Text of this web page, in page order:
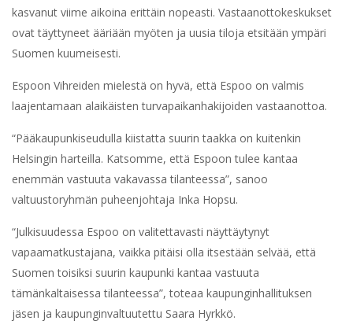
kasvanut viime aikoina erittäin nopeasti. Vastaanottokeskukset
ovat täyttyneet ääriään myöten ja uusia tiloja etsitään ympäri
Suomen kuumeisesti.
Espoon Vihreiden mielestä on hyvä, että Espoo on valmis
laajentamaan alaikäisten turvapaikanhakijoiden vastaanottoa.
“Pääkaupunkiseudulla kiistatta suurin taakka on kuitenkin
Helsingin harteilla. Katsomme, että Espoon tulee kantaa
enemmän vastuuta vakavassa tilanteessa”, sanoo
valtuustoryhmän puheenjohtaja Inka Hopsu.
“Julkisuudessa Espoo on valitettavasti näyttäytynyt
vapaamatkustajana, vaikka pitäisi olla itsestään selvää, että
Suomen toisiksi suurin kaupunki kantaa vastuuta
tämänkaltaisessa tilanteessa”, toteaa kaupunginhallituksen
jäsen ja kaupunginvaltuutettu Saara Hyrkkö.